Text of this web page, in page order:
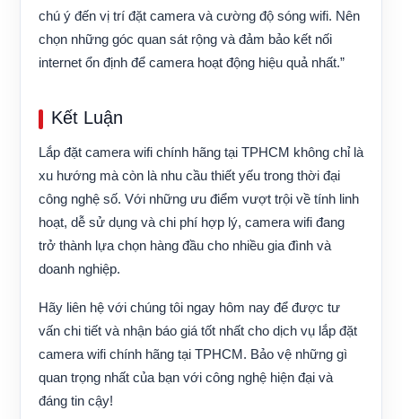
chú ý đến vị trí đặt camera và cường độ sóng wifi. Nên
chọn những góc quan sát rộng và đảm bảo kết nối
internet ổn định để camera hoạt động hiệu quả nhất.”
Kết Luận
Lắp đặt camera wifi chính hãng tại TPHCM không chỉ là
xu hướng mà còn là nhu cầu thiết yếu trong thời đại
công nghệ số. Với những ưu điểm vượt trội về tính linh
hoạt, dễ sử dụng và chi phí hợp lý, camera wifi đang
trở thành lựa chọn hàng đầu cho nhiều gia đình và
doanh nghiệp.
Hãy liên hệ với chúng tôi ngay hôm nay để được tư
vấn chi tiết và nhận báo giá tốt nhất cho dịch vụ lắp đặt
camera wifi chính hãng tại TPHCM. Bảo vệ những gì
quan trọng nhất của bạn với công nghệ hiện đại và
đáng tin cậy!